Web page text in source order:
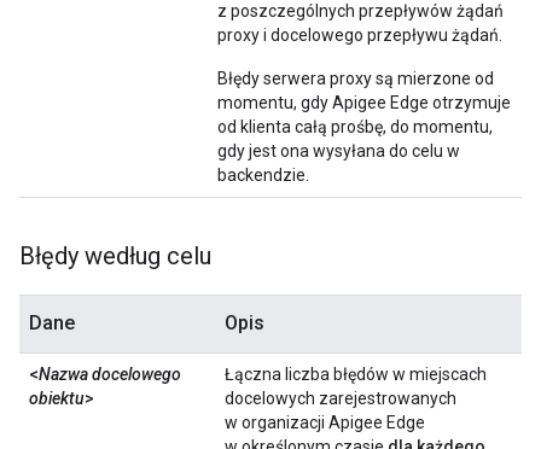
z poszczególnych przepływów żądań
proxy i docelowego przepływu żądań.
Błędy serwera proxy są mierzone od
momentu, gdy Apigee Edge otrzymuje
od klienta całą prośbę, do momentu,
gdy jest ona wysyłana do celu w
backendzie.
Błędy według celu
Dane Opis
<Nazwa docelowego
obiektu>
Łączna liczba błędów w miejscach
docelowych zarejestrowanych
w organizacji Apigee Edge